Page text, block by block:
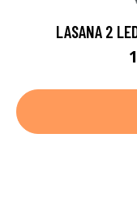
LASANA 2